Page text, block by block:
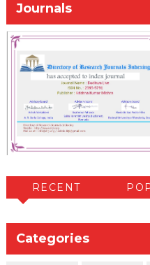
Journals
RECENT
Categories